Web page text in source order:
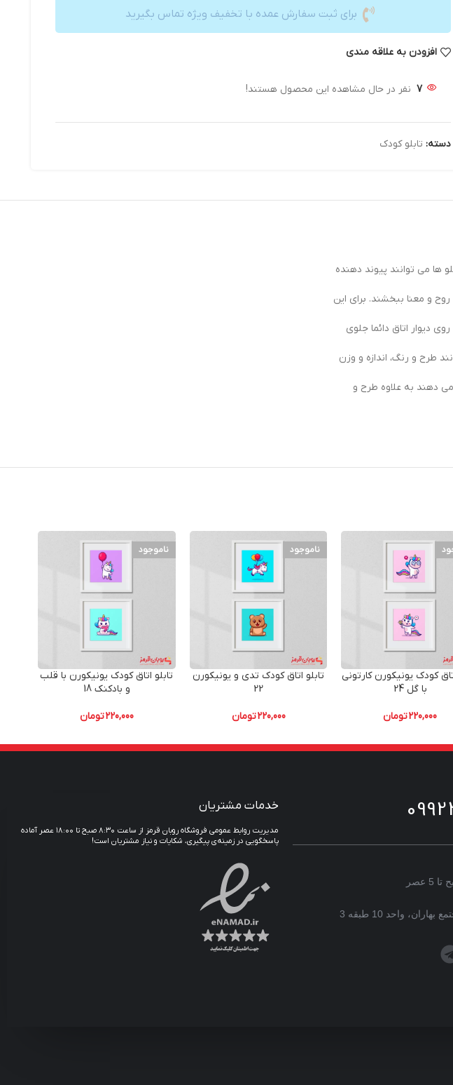
برای ثبت سفارش عمده با تخفیف ویژه تماس بگیرید
افزودن به علاقه مندی
7 نفر در حال مشاهده این محصول هستند!
دسته: تابلو کودک
ها می توانند پیوند دهنده
و معنا ببخشند. برای این
دیوار اتاق دائما جلوی
طرح و رنگ، اندازه و وزن
دهند به علاوه طرح و
کودک یونیکورن کارتونی
با گل 24
220,000تومان
ناموجود
تابلو اتاق کودک تدی و یونیکورن
22
220,000تومان
ناموجود
تابلو اتاق کودک یونیکورن با قلب
و بادکنک 18
220,000تومان
واحد 10 طبقه 3
خدمات مشتریان
مدیریت روابط عمومی فروشگاه روبان قرمز از ساعت ۸:۳۰ صبح تا ۱۸:۰۰ عصر آماده
پاسخگویی در زمینه‌ی پیگیری، شکایات و نیاز مشتریان است!